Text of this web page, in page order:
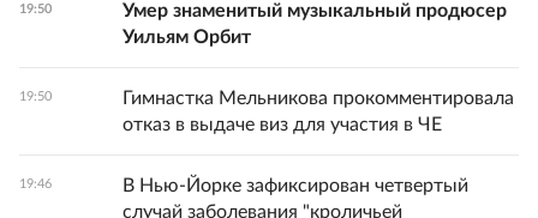
19:50
Умер знаменитый музыкальный продюсер
Уильям Орбит
19:50
Гимнастка Мельникова прокомментировала
отказ в выдаче виз для участия в ЧЕ
19:46
В Нью-Йорке зафиксирован четвертый
случай заболевания "кроличьей